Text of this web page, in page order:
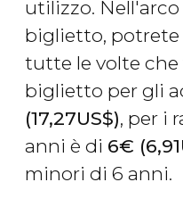
utilizzo.
biglietto, potrete
tutte le volte che
biglietto per gli
(17,27US$), per i
anni è di 6€ (6,91
minori di 6 anni.